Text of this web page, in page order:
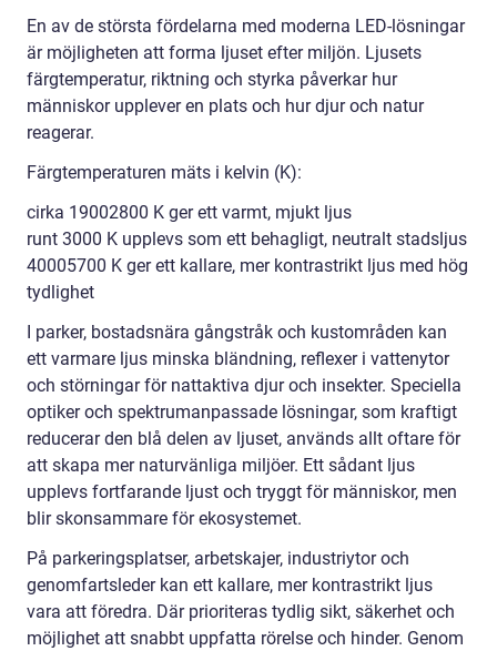
En av de största fördelarna med moderna LED-lösningar
är möjligheten att forma ljuset efter miljön. Ljusets
färgtemperatur, riktning och styrka påverkar hur
människor upplever en plats och hur djur och natur
reagerar.
Färgtemperaturen mäts i kelvin (K):
cirka 19002800 K ger ett varmt, mjukt ljus
runt 3000 K upplevs som ett behagligt, neutralt stadsljus
40005700 K ger ett kallare, mer kontrastrikt ljus med hög
tydlighet
I parker, bostadsnära gångstråk och kustområden kan
ett varmare ljus minska bländning, reflexer i vattenytor
och störningar för nattaktiva djur och insekter. Speciella
optiker och spektrumanpassade lösningar, som kraftigt
reducerar den blå delen av ljuset, används allt oftare för
att skapa mer naturvänliga miljöer. Ett sådant ljus
upplevs fortfarande ljust och tryggt för människor, men
blir skonsammare för ekosystemet.
På parkeringsplatser, arbetskajer, industriytor och
genomfartsleder kan ett kallare, mer kontrastrikt ljus
vara att föredra. Där prioriteras tydlig sikt, säkerhet och
möjlighet att snabbt uppfatta rörelse och hinder. Genom